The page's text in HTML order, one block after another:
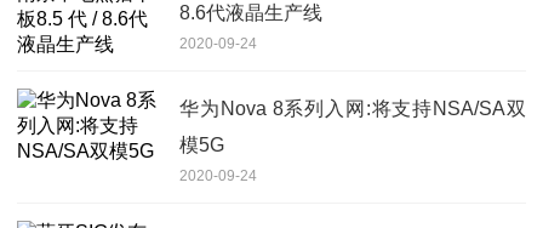
8.6代液晶生产线
2020-09-24
华为Nova 8系列入网:将支持NSA/SA双
模5G
2020-09-24